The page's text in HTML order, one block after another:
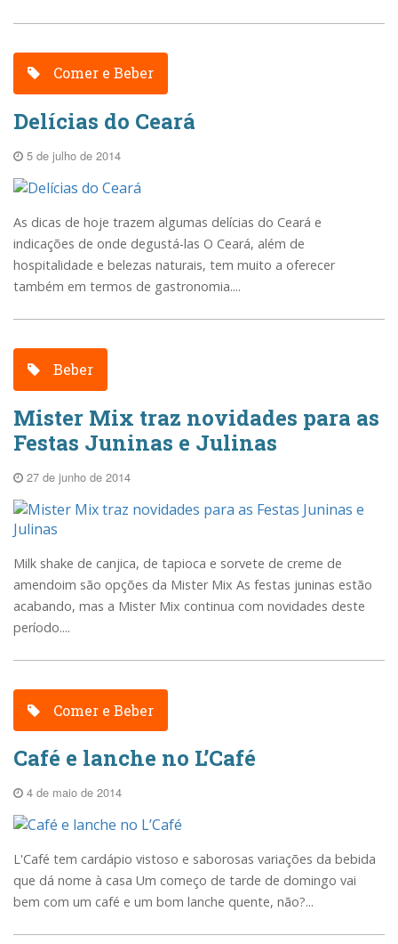
Comer e Beber
Delícias do Ceará
5 de julho de 2014
As dicas de hoje trazem algumas delícias do Ceará e
indicações de onde degustá-las O Ceará, além de
hospitalidade e belezas naturais, tem muito a oferecer
também em termos de gastronomia....
Beber
Mister Mix traz novidades para as
Festas Juninas e Julinas
27 de junho de 2014
Milk shake de canjica, de tapioca e sorvete de creme de
amendoim são opções da Mister Mix As festas juninas estão
acabando, mas a Mister Mix continua com novidades deste
período....
Comer e Beber
Café e lanche no L’Café
4 de maio de 2014
L'Café tem cardápio vistoso e saborosas variações da bebida
que dá nome à casa Um começo de tarde de domingo vai
bem com um café e um bom lanche quente, não?...